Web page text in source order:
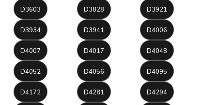
D3603 D3828 D3921
D3934 D3941 D4006
D4007 D4017 D4048
D4052 D4056 D4095
D4172 D4281 D4294